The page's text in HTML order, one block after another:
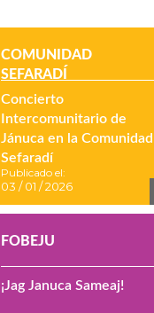
COMUNIDAD
Concierto
Intercomunitario de
Jánuca en la Comunidad
Sefaradí
Publicado el:
03 / 01 / 2026